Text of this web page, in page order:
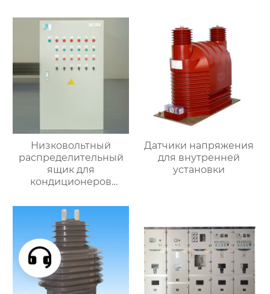
Низковольтный
распределительный
ящик для
кондиционеров
Датчики напряжения
для внутренней
установки